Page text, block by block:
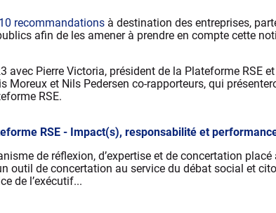
10 recommandations à destination des entreprises,
afin de les amener à prendre en compte cette
avec Pierre Victoria, président de la Plateforme RSE
Moreux et Nils Pedersen co-rapporteurs, qui
RSE.
RSE - Impact(s), responsabilité et
de réflexion, d’expertise et de concertation
outil de concertation au service du débat social et
de l’exécutif...